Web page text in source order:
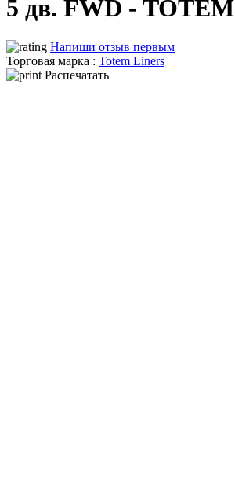
5 дв. FWD - TOTEM
Напиши отзыв первым
Торговая марка : Totem Liners
Распечатать